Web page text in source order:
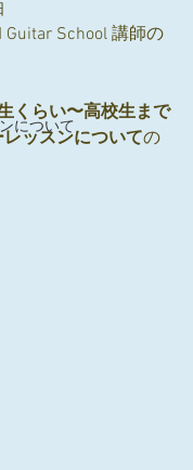
について
Guitar School 講師の
くらい〜高校生まで
ッスンについての